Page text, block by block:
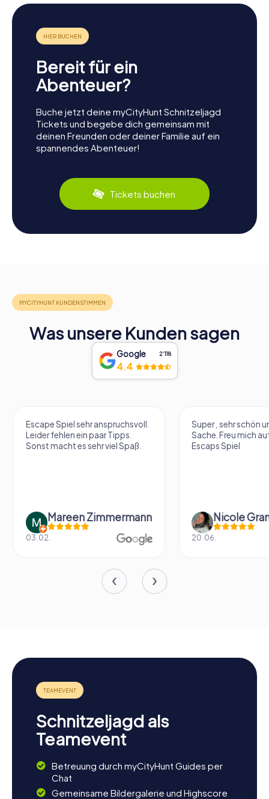
Bereit für ein
Abenteuer?
Buche jetzt deine myCityHunt Schnitzeljagd
Tickets und begebe dich gemeinsam mit
deinen Freunden oder deiner Familie auf ein
spannendes Abenteuer!
Tickets buchen
Was unsere Kunden sagen
Google 2‘118
4.4
Escape Spiel sehr anspruchsvoll.
Leider fehlen ein paar Tipps.
Sonst macht es sehr viel Spaß.
Mareen Zimmermann
03.02.
Super , sehr schön
Sache. Freu mich
Escaps Spiel
Nicole
20.06.
Schnitzeljagd als
Teamevent
Betreuung durch myCityHunt Guides per
Chat
Gemeinsame Bildergalerie und Highscore